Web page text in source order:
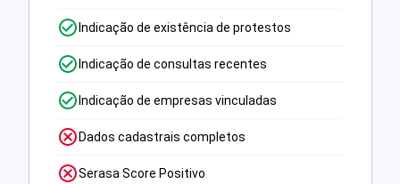
Indicação de existência de protestos
Indicação de consultas recentes
Indicação de empresas vinculadas
Dados cadastrais completos
Serasa Score Positivo